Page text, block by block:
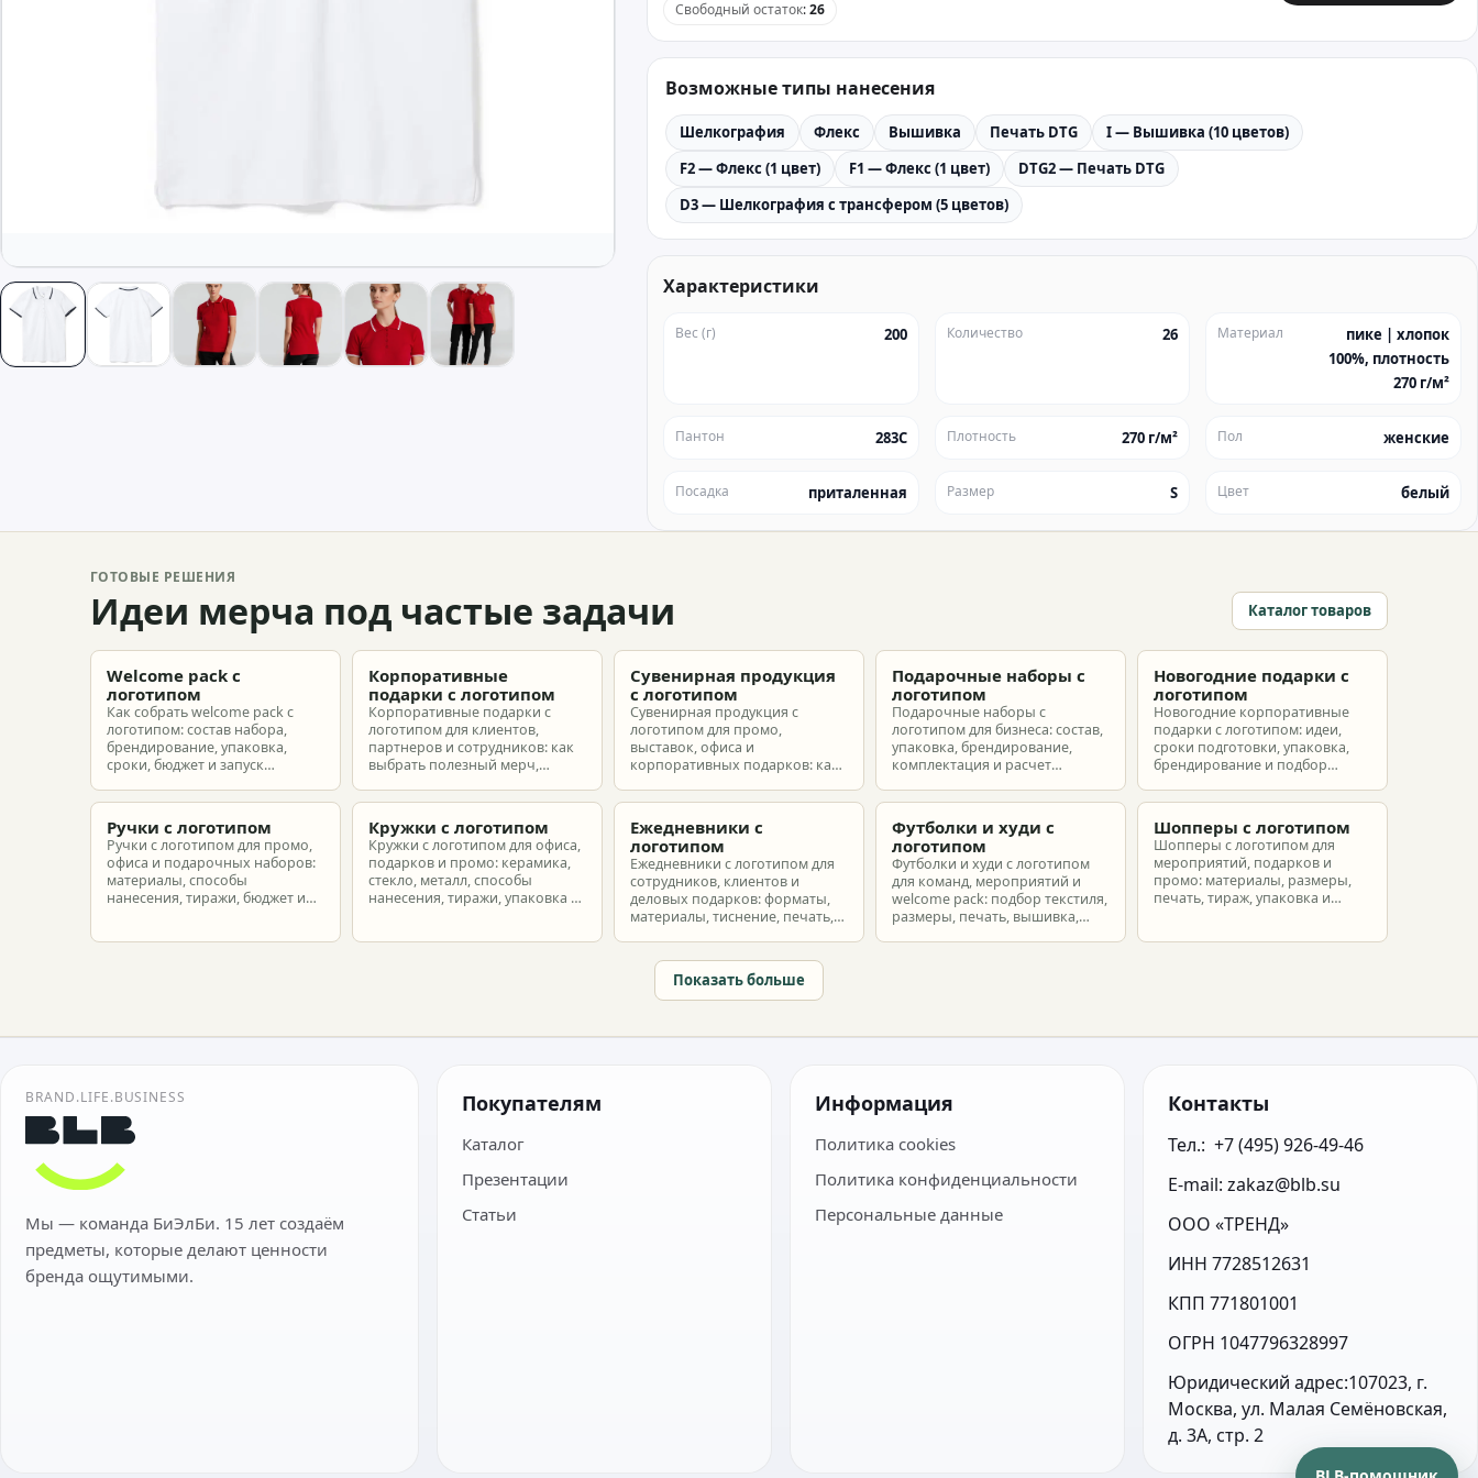
Свободный остаток:26
Возможные типы нанесения
Шелкография Флекс Вышивка Печать DTG
I — Вышивка (10 цветов)
F2 — Флекс (1 цвет)
F1 — Флекс (1 цвет)
DTG2 — Печать DTG
D3 — Шелкография с трансфером (5 цветов)
Характеристики
Вес (г) 200 Количество 26 Материал
пике | хлопок
100%, плотность
270 г/м²
Пантон 283C Плотность 270 г/м² Пол женские
Посадка приталенная Размер S Цвет белый
ГОТОВЫЕ РЕШЕНИЯ
Идеи мерча под частые задачи Каталог товаров
Welcome pack с
логотипом
Как собрать welcome pack с
логотипом: состав набора,
брендирование, упаковка,
сроки, бюджет и запуск
новых сотрудников.
Корпоративные
подарки с логотипом
Корпоративные подарки с
логотипом для клиентов,
партнеров и сотрудников: как
выбрать полезный мерч,
подготовить заказ без лишнего
Сувенирная продукция
с логотипом
Сувенирная продукция с
логотипом для промо,
выставок, офиса и
корпоративных подарков: как
макет и избежать лишних
Подарочные наборы с
логотипом
Подарочные наборы с
логотипом для бизнеса: состав,
упаковка, брендирование,
комплектация и расчет
разные бюджеты.
Новогодние подарки с
логотипом
Новогодние корпоративные
подарки с логотипом: идеи,
сроки подготовки, упаковка,
брендирование и подбор
партнеров и сотрудников.
Ручки с логотипом
Ручки с логотипом для промо,
офиса и подарочных наборов:
материалы, способы
нанесения, тиражи, бюджет и
Кружки с логотипом
Кружки с логотипом для офиса,
подарков и промо: керамика,
стекло, металл, способы
нанесения, тиражи, упаковка и
Ежедневники с
логотипом
Ежедневники с логотипом для
сотрудников, клиентов и
деловых подарков: форматы,
материалы, тиснение, печать,
Футболки и худи с
логотипом
Футболки и худи с логотипом
для команд, мероприятий и
welcome pack: подбор текстиля,
размеры, печать, вышивка,
Шопперы с логотипом
Шопперы с логотипом для
мероприятий, подарков и
промо: материалы, размеры,
печать, тираж, упаковка и
Показать больше
BRAND.LIFE.BUSINESS
Мы — команда БиЭлБи. 15 лет создаём
предметы, которые делают ценности
бренда ощутимыми.
Покупателям
Каталог
Презентации
Статьи
Информация
Политика cookies
Политика конфиденциальности
Персональные данные
Контакты
Тел.:  +7 (495) 926-49-46
E-mail: zakaz@blb.su
ООО «ТРЕНД»
ИНН 7728512631
КПП 771801001
ОГРН 1047796328997
Юридический адрес:107023, г.
Москва, ул. Малая Семёновская,
д. 3А, стр. 2